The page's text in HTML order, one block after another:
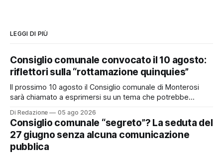
LEGGI DI PIÙ
Consiglio comunale convocato il 10 agosto:
riflettori sulla “rottamazione quinquies”
Il prossimo 10 agosto il Consiglio comunale di Monterosi
sarà chiamato a esprimersi su un tema che potrebbe
possibile adesione del Comune alla cosiddetta
“rottamazione quinquies” dei carichi affidati all’Agente della
Riscossione. Prima, però, c’è un tema politico che merita
Di Redazione 05 ago 2026
Consiglio comunale “segreto”? La seduta del
27 giugno senza alcuna comunicazione
pubblica